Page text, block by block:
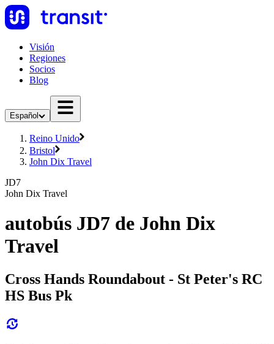
Visión
Regiones
Socios
Blog
Español
Reino Unido
Bristol
John Dix Travel
JD7
John Dix Travel
autobús JD7 de John Dix
Travel
Cross Hands Roundabout - St Peter's RC
HS Bus Pk